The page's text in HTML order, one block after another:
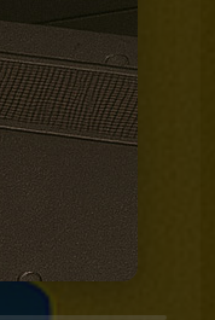
couleurs
MDG 16 Talkie Walkie
MDG 15 Téléréalité
MDG 14 Le téléphone